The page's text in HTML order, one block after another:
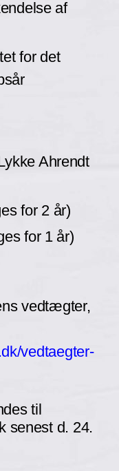
af
for det
Ahrendt
for 2 år)
for 1 år)
vedtægter,
vedtaegter-
til
senest d. 24.